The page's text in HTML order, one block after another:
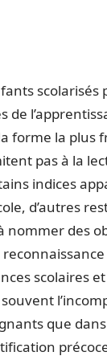
de
forme la plus
pas à la
indices
d’autres
nommer des
scolaires
que